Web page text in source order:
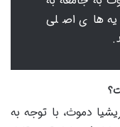
های اصلی
دموث، با توجه به